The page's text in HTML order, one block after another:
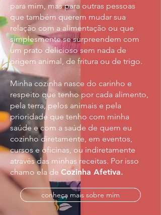
para mim, mas para outras pessoas
que também querem mudar sua
relação com a alimentação ou que
simplesmente se surpreendem com
um prato delicioso sem nada de
origem animal, de fritura ou de trigo.
Minha cozinha nasce do carinho e
respeito que tenho por cada alimento,
pela terra, pelos animais e pela
prioridade que tenho com minha
saúde e com a saúde de quem eu
cozinho diretamente, em eventos,
cursos e oficinas, ou indiretamente
através das minhas receitas. Por isso
chamo ela deCozinha Afetiva.
conheça mais sobre mim